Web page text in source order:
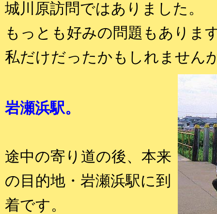
城川原訪問ではありました。
もっとも好みの問題もありま
私だけだったかもしれません
岩瀬浜駅。
途中の寄り道の後、本来
の目的地・岩瀬浜駅に到
着です。